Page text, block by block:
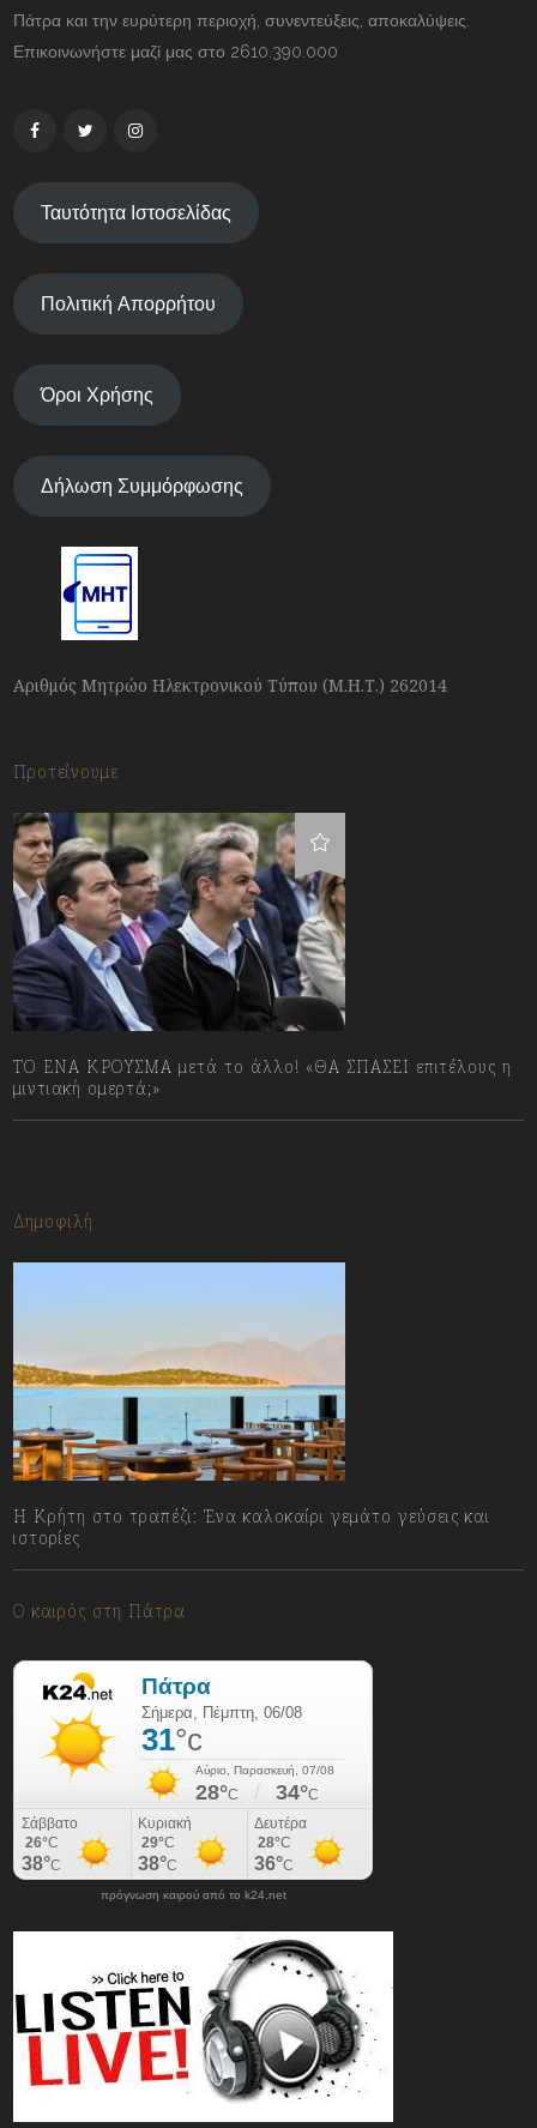
Πάτρα και την ευρύτερη περιοχή, συνεντεύξεις, αποκαλύψεις.
Επικοινωνήστε μαζί μας στο 2610.390.000
Ταυτότητα Ιστοσελίδας
Πολιτική Απορρήτου
Όροι Χρήσης
Δήλωση Συμμόρφωσης
Αριθμός Μητρώο Ηλεκτρονικού Τύπου (Μ.Η.Τ.) 262014
Προτείνουμε
ΤΟ ΕΝΑ ΚΡΟΥΣΜΑ μετά το άλλο! «ΘΑ ΣΠΑΣΕΙ επιτέλους η
μιντιακή ομερτά;»
Δημοφιλή
Η Κρήτη στο τραπέζι: Ένα καλοκαίρι γεμάτο γεύσεις και
ιστορίες
Ο καιρός στη Πάτρα
πρόγνωση καιρού από το k24.net